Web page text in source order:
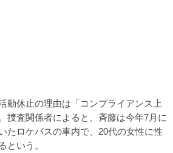
動休止の理由は「コンプライアンス上
捜査関係者によると、斉藤は今年7月に
たロケバスの車内で、20代の女性に性
という。